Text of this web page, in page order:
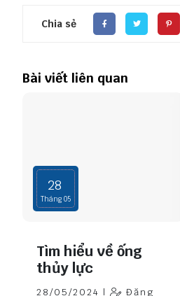
Chia sẻ
Bài viết liên quan
28
Tháng 05
Tìm hiểu về ống
thủy lực
28/05/2024 | Đăng